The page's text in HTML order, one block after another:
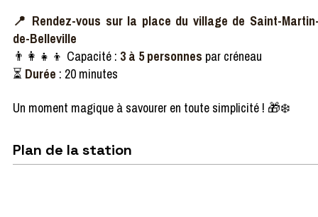
📍 Rendez-vous sur la place du village de Saint-
de-Belleville
👨‍👩‍👧‍👦 Capacité : 3 à 5 personnes par créneau
⏳ Durée : 20 minutes
Un moment magique à savourer en toute simplicité ! 🎁❄️
Plan de la station